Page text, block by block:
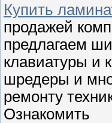
Купить
продажей
предлагаем
клавиатуры и
шредеры и
ремонту
Ознакомить